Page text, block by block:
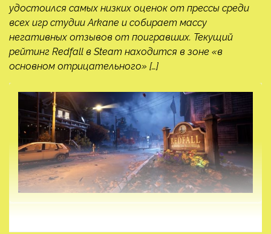
удостоился самых низких оценок от прессы среди
всех игр студии Arkane и собирает массу
негативных отзывов от поигравших. Текущий
рейтинг Redfall в Steam находится в зоне «в
основном отрицательного» […]